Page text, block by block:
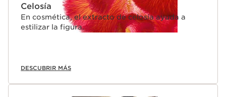
Celosía
En cosmética, el extracto de celosía ayuda a
estilizar la figura.
DESCUBRIR MÁS